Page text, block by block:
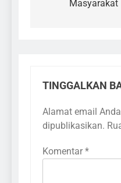
Masyarakat
TINGGALKAN
Alamat email
dipublikasikan.
Komentar *